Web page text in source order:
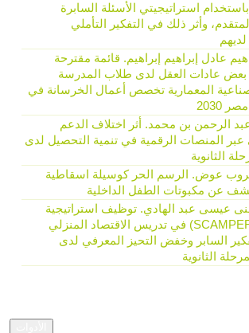
استراتيجيتي الأسئلة السابرة
وأثر ذلك في التفكير التأملي
عادل إبراهيم إبراهيم. قائمة مقترحة
عادات العقل لدى طلاب المدرسة
المعمارية تخصص أعمال الخرسانة في
2030
الرحمن بن محمد. أثر اختلاف الدعم
عبر المنصات الرقمية في تنمية التحصيل لدى
الثانوية
عوض. الرسم الحر كوسيلة اسقاطية
عن مكبوتات الطفل الداخلية
عيسى عبد الهادي. توظيف استراتيجية
سكامبر (SCAMPER) في تدريس الاقتصاد المنزلي
السابر وخفض التحيز المعرفي لدى
الثانوية